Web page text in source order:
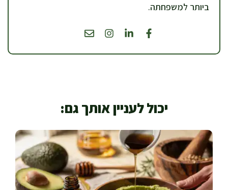
ביותר למשפחתה.
יכול לעניין אותך גם: